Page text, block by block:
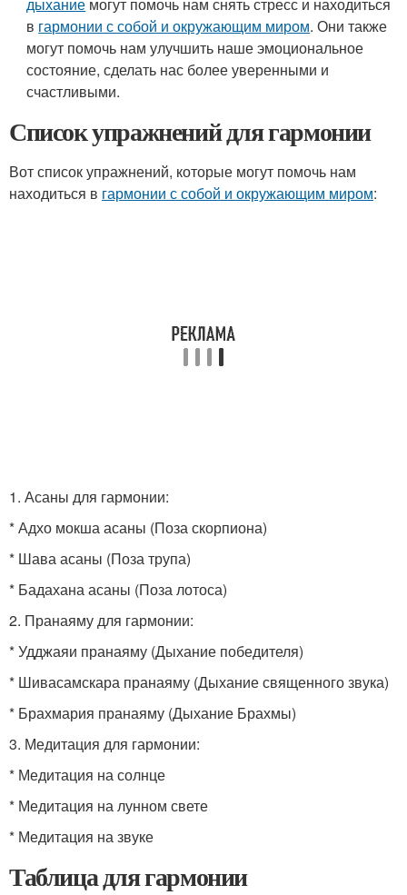
в гармонии с собой и окружающим миром. Они также
могут помочь нам улучшить наше эмоциональное
состояние, сделать нас более уверенными и
счастливыми.
Список упражнений для гармонии
Вот список упражнений, которые могут помочь нам
находиться в гармонии с собой и окружающим миром:
1. Асаны для гармонии:
* Адхо мокша асаны (Поза скорпиона)
* Шава асаны (Поза трупа)
* Бадахана асаны (Поза лотоса)
2. Пранаяму для гармонии:
* Удджаяи пранаяму (Дыхание победителя)
* Шивасамскара пранаяму (Дыхание священного звука)
* Брахмария пранаяму (Дыхание Брахмы)
3. Медитация для гармонии:
* Медитация на солнце
* Медитация на лунном свете
* Медитация на звуке
Таблица для гармонии